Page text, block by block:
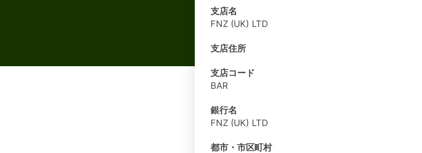
支店名
FNZ (UK) LTD
支店住所
支店コード
BAR
銀行名
FNZ (UK) LTD
都市・市区町村